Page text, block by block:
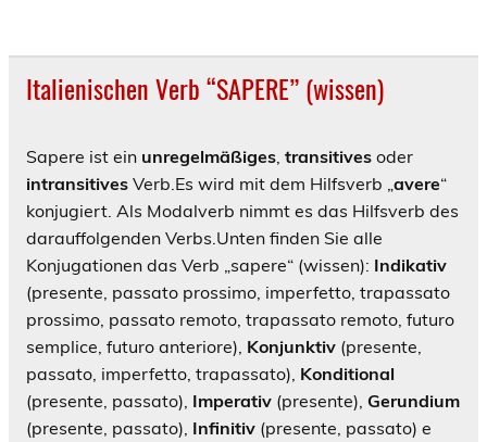
Italienischen Verb “SAPERE” (wissen)
Sapere ist ein unregelmäßiges transitives oder
intransitives Verb. Es wird mit dem Hilfsverb „ avere“
konjugiert. Als Modalverb nimmt es das Hilfsverb des
darauffolgenden Verbs. Unten finden Sie alle
Konjugationen das Verb „sapere“ (wissen): Indikativ
(presente, passato prossimo, imperfetto, trapassato
prossimo, passato remoto, trapassato remoto, futuro
semplice, futuro anteriore), Konjunktiv (presente,
passato, imperfetto, trapassato), Konditional
(presente, passato), Imperativ (presente), Gerundium
(presente, passato), Infinitiv (presente, passato) e